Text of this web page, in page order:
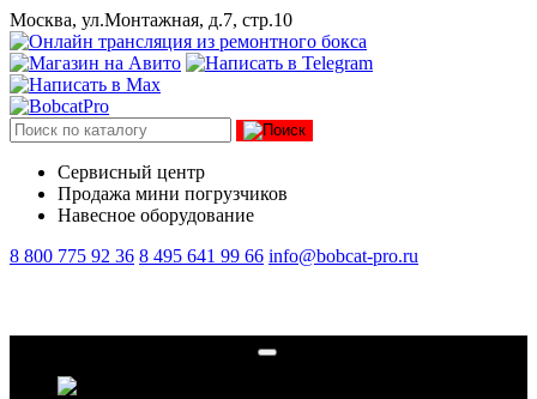
Москва, ул.Монтажная, д.7, стр.10
Сервисный центр
Продажа мини погрузчиков
Навесное оборудование
8 800 775 92 36 8 495 641 99 66 info@bobcat-pro.ru